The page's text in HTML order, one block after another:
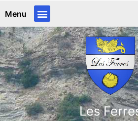
Menu
Les